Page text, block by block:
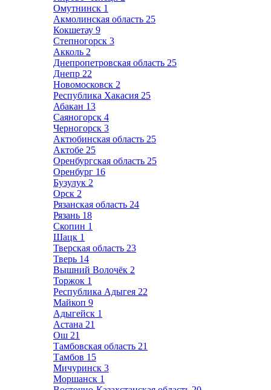
Омутнинск 1
Акмолинская область 25
Кокшетау 9
Степногорск 3
Акколь 2
Днепропетровская область 25
Днепр 22
Новомосковск 2
Республика Хакасия 25
Абакан 13
Саяногорск 4
Черногорск 3
Актюбинская область 25
Актобе 25
Оренбургская область 25
Оренбург 16
Бузулук 2
Орск 2
Рязанская область 24
Рязань 18
Скопин 1
Шацк 1
Тверская область 23
Тверь 14
Вышний Волочёк 2
Торжок 1
Республика Адыгея 22
Майкоп 9
Адыгейск 1
Астана 21
Ош 21
Тамбовская область 21
Тамбов 15
Мичуринск 3
Моршанск 1